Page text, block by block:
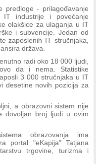
predloge - prilagođavanje
IT industrije i povećanje
olakšice za ulaganja u IT
i subvencije. Jedan od
zaposlenih IT stručnjaka,
država.
radi oko 18 000 ljudi,
da i nema. Statistike
3 000 stručnjaka u IT
desetine novih pozicija za
a obrazovni sistem nije
dovoljan broj ljudi u ovim
obrazovanja ima
portal "eKapija" Tatjana
trgovine, turizma i